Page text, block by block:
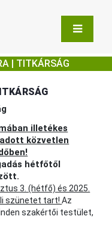
| TITKÁRSÁG
illetékes
közvetlen
hétfőtől
3. (hétfő) és 2025.
szünetet tart!Az
szakértői testület,